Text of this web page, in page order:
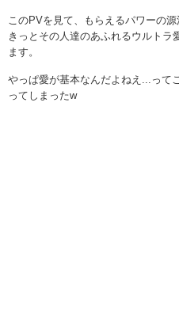
このPVを見て、もらえるパワーの源
きっとその人達のあふれるウルト
ます。
やっぱ愛が基本なんだよねえ...って
ってしまったw